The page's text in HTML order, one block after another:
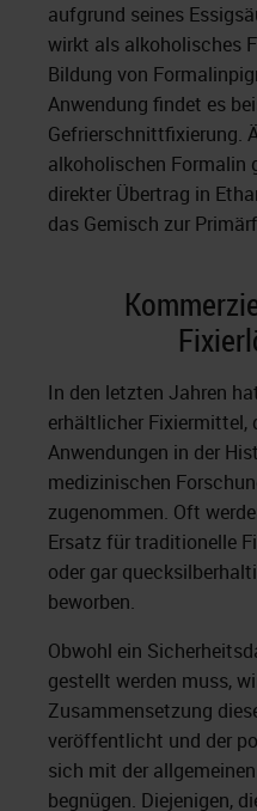
aufgrund seines
wirkt als alkoholisches
Bildung von
Anwendung findet es
Gefrierschnittfixierung.
alkoholischen Formalin
direkter Übertrag in
das Gemisch zur
In den letzten Jahren
erhältlicher Fixiermittel,
Anwendungen in der
medizinischen
zugenommen. Oft
Ersatz für traditionelle
oder gar
beworben.
Obwohl ein
gestellt werden muss,
Zusammensetzung
veröffentlicht und der
sich mit der
begnügen. Diejenigen,